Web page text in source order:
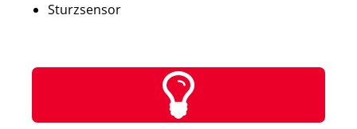
Sturzsensor